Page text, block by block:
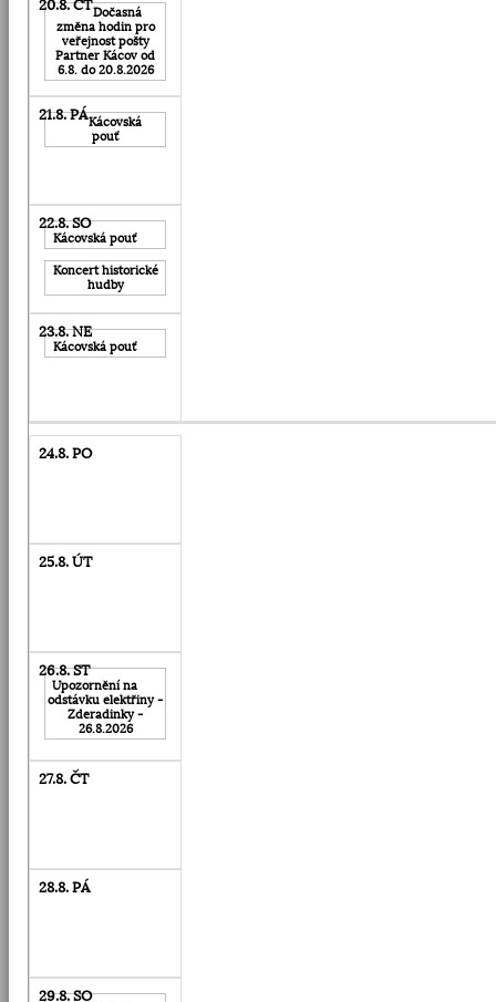
Dočasná
změna hodin pro
veřejnost pošty
Partner Kácov od
6.8. do 20.8.2026
Kácovská
pouť
Kácovská pouť
Koncert historické
hudby
Kácovská pouť
Upozornění na
odstávku elektřiny -
Zderadinky -
26.8.2026